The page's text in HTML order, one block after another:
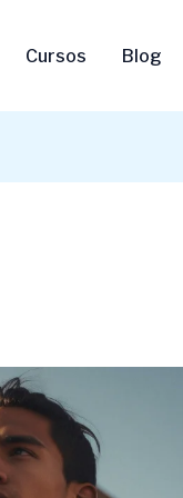
Cursos Blog